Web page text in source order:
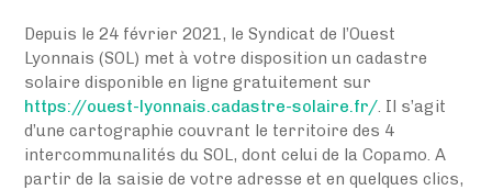
Depuis le 24 février 2021, le Syndicat de l’Ouest
Lyonnais (SOL) met à votre disposition un cadastre
solaire disponible en ligne gratuitement sur
https://ouest-lyonnais.cadastre-solaire.fr/ . Il s’agit
d’une cartographie couvrant le territoire des 4
intercommunalités du SOL, dont celui de la Copamo. A
partir de la saisie de votre adresse et en quelques clics,